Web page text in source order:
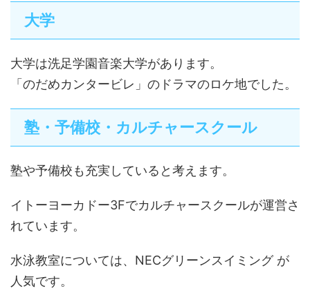
大学
大学は洗足学園音楽大学があります。
「のだめカンタービレ」のドラマのロケ地でした。
塾・予備校・カルチャースクール
塾や予備校も充実していると考えます。
イトーヨーカドー3Fでカルチャースクールが運営さ
れています。
水泳教室については、NECグリーンスイミング が
人気です。